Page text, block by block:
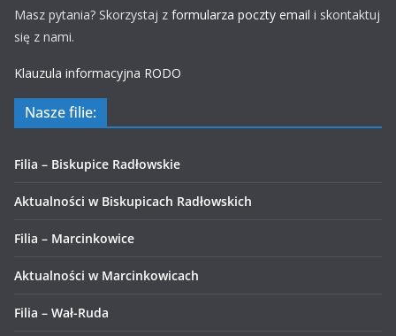
Masz pytania? Skorzystaj z formularza poczty email i skontaktuj
się z nami.
Klauzula informacyjna RODO
Nasze filie:
Filia – Biskupice Radłowskie
Aktualności w Biskupicach Radłowskich
Filia – Marcinkowice
Aktualności w Marcinkowicach
Filia – Wał-Ruda